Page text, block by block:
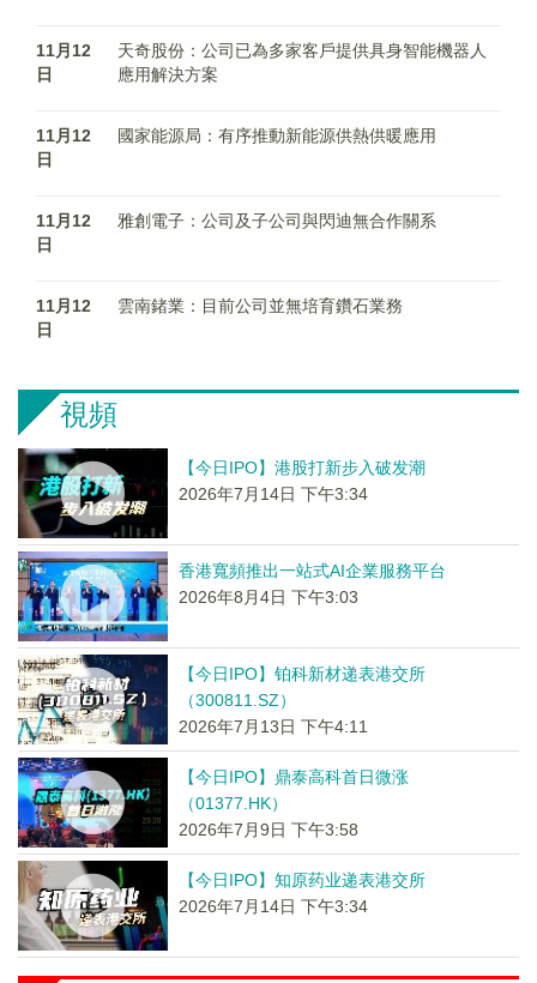
11月12
日
天奇股份：公司已為多家客戶提供具身智能機器人
應用解決方案
11月12
日
國家能源局：有序推動新能源供熱供暖應用
11月12
日
雅創電子：公司及子公司與閃迪無合作關系
11月12
日
雲南鍺業：目前公司並無培育鑽石業務
視頻
【今日IPO】港股打新步入破发潮
2026年7月14日 下午3:34
香港寬頻推出一站式AI企業服務平台
2026年8月4日 下午3:03
【今日IPO】铂科新材递表港交所
（300811.SZ）
2026年7月13日 下午4:11
【今日IPO】鼎泰高科首日微涨
（01377.HK）
2026年7月9日 下午3:58
【今日IPO】知原药业递表港交所
2026年7月14日 下午3:34